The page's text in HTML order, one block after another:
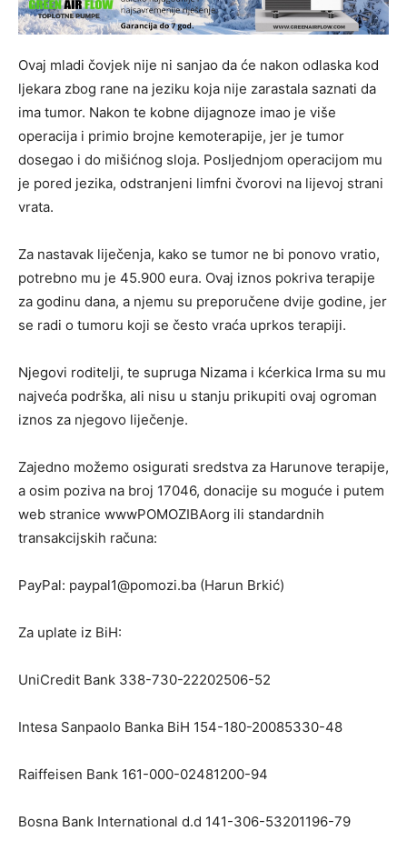
Ovaj mladi čovjek nije ni sanjao da će nakon odlaska kod
ljekara zbog rane na jeziku koja nije zarastala saznati da
ima tumor. Nakon te kobne dijagnoze imao je više
operacija i primio brojne kemoterapije, jer je tumor
dosegao i do mišićnog sloja. Posljednjom operacijom mu
je pored jezika, odstranjeni limfni čvorovi na lijevoj strani
vrata.
Za nastavak liječenja, kako se tumor ne bi ponovo vratio,
potrebno mu je 45.900 eura. Ovaj iznos pokriva terapije
za godinu dana, a njemu su preporučene dvije godine, jer
se radi o tumoru koji se često vraća uprkos terapiji.
Njegovi roditelji, te supruga Nizama i kćerkica Irma su mu
najveća podrška, ali nisu u stanju prikupiti ovaj ogroman
iznos za njegovo liječenje.
Zajedno možemo osigurati sredstva za Harunove terapije,
a osim poziva na broj 17046, donacije su moguće i putem
web stranice wwwPOMOZIBAorg ili standardnih
transakcijskih računa:
PayPal: paypal1@pomozi.ba (Harun Brkić)
Za uplate iz BiH:
UniCredit Bank 338-730-22202506-52
Intesa Sanpaolo Banka BiH 154-180-20085330-48
Raiffeisen Bank 161-000-02481200-94
Bosna Bank International d.d 141-306-53201196-79